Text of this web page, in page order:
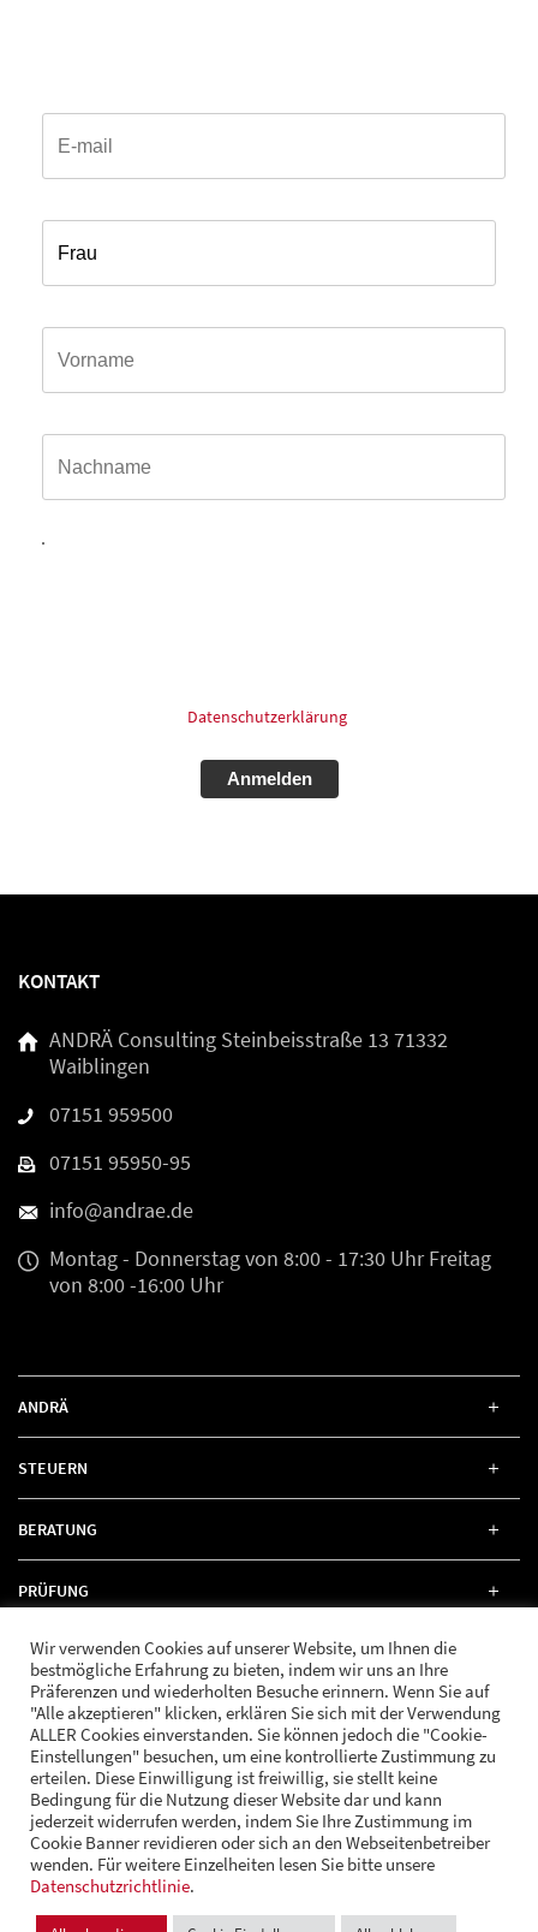
Datenschutzerklärung
KONTAKT
ANDRÄ Consulting Steinbeisstraße 13 71332
Waiblingen
07151 959500
07151 95950-95
info@andrae.de
Montag - Donnerstagvon 8:00 - 17:30 UhrFreitag
von 8:00 -16:00 Uhr
ANDRÄ
STEUERN
BERATUNG
PRÜFUNG
RECHT
FOLGE UNS
© Andrä Consulting Datenschutz
Cookie Einstellungen
Wir verwenden Cookies auf unserer Website, um Ihnen die
bestmögliche Erfahrung zu bieten, indem wir uns an Ihre
Präferenzen und wiederholten Besuche erinnern. Wenn Sie auf
"Alle akzeptieren" klicken, erklären Sie sich mit der Verwendung
ALLER Cookies einverstanden. Sie können jedoch die "Cookie-
Einstellungen" besuchen, um eine kontrollierte Zustimmung zu
erteilen. Diese Einwilligung ist freiwillig, sie stellt keine
Bedingung für die Nutzung dieser Website dar und kann
jederzeit widerrufen werden, indem Sie Ihre Zustimmung im
Cookie Banner revidieren oder sich an den Webseitenbetreiber
wenden. Für weitere Einzelheiten lesen Sie bitte unsere
Datenschutzrichtlinie.